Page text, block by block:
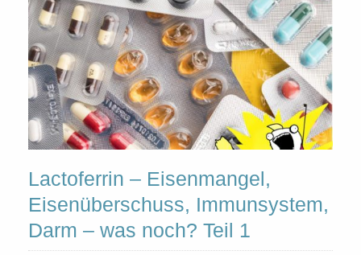
Lactoferrin – Eisenmangel,
Eisenüberschuss, Immunsystem,
Darm – was noch? Teil 1